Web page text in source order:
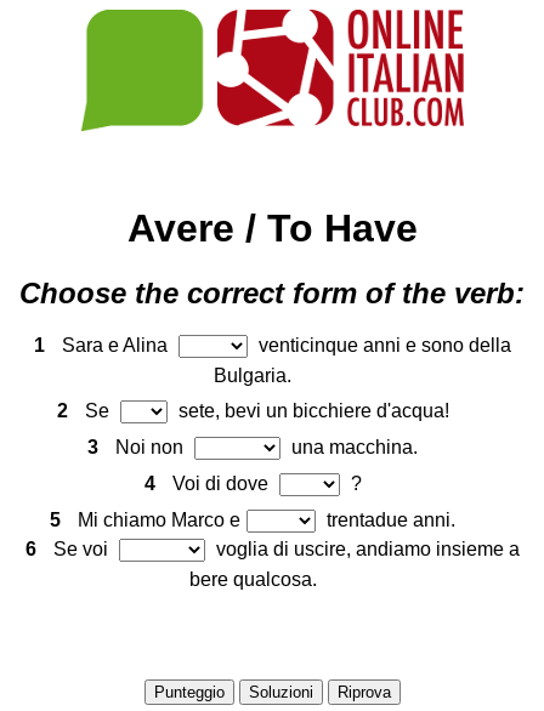
Avere / To Have
Choose the correct form of the verb:
1 Sara e Alina
venticinque anni e sono della
Bulgaria.
2
Se
sete, bevi un bicchiere d'acqua!
3
Noi non
una macchina.
4
Voi di dove
?
5
Mi chiamo Marco e
trentadue anni.
6
Se voi
voglia di uscire, andiamo insieme a
bere qualcosa.